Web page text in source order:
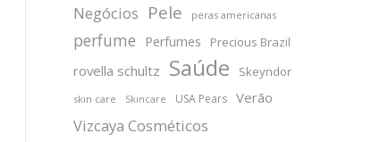
Negócios Pele peras americanas
perfume Perfumes Precious Brazil
rovella schultz Saúde Skeyndor
skin care Skincare USA Pears Verão
Vizcaya Cosméticos